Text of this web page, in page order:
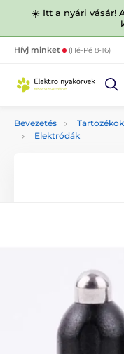
☀️ Itt a nyári vásár!
Hívj minket (Hé-Pé 8-16)
Bevezetés Tartozékok
Elektródák